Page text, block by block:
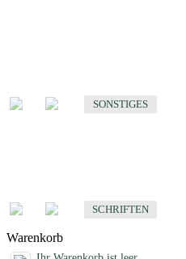
SONSTIGES
SCHRIFTEN
Warenkorb